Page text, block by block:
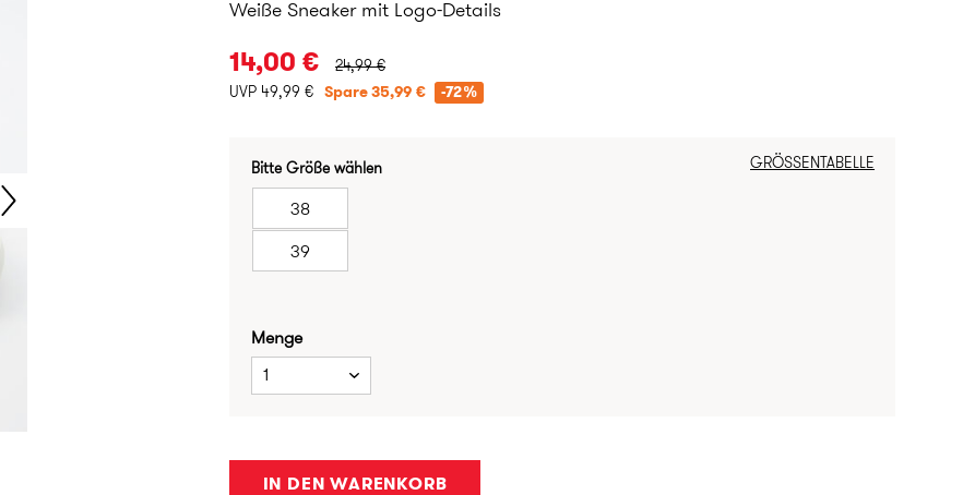
Weiße Sneaker mit Logo-Details
14,00 € URSPRÜNGLICHER PREIS:
24,99 €
UVP 49,99 €
Spare 35,99 € -72%
GRÖSSENTABELLE
Bitte Größe wählen
38
39
Menge
1
IN DEN WARENKORB